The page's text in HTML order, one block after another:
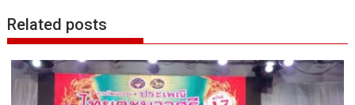
Related posts